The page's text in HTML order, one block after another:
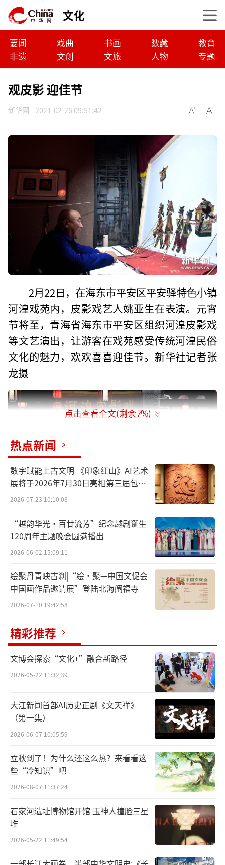
文化
要闻 戏曲 书画 数藏
教育
非遗
文创 文旅 人物 专题
观皮影 迎佳节
新华网 2021-02-26 09:51:42
2月22日，在海东市平安区平安驿特色小镇
河湟戏苑内，皮影戏艺人姚亚生在表演。元宵
节将至，青海省海东市平安区组织河湟皮影戏
等文艺演出，让游客在戏苑感受传统河湟民俗
文化的魅力，欢欢喜喜迎佳节。新华社记者张
龙摄
河湟戏苑内，游客在观看皮影戏演出。新华社
记者张龙摄
2月22日，在海东市平安区平安驿特色小镇
河湟戏苑内，皮影戏艺人姚亚生在表演。新华
点击查看全文(剩余7%)
热点新闻
数字赋能上古文明 《印象红山》AI艺术
展将于2026年7月30日亮相第三届包头
艺博会
2026-07-23 10:10:08
“越韵华光·百廿流芳”纪念越剧诞生
120周年主题晚会圆满播出
2026-06-02 15:09:11
绘聚丹青映古刹|“绘·聚—中国文促会
中国画作品邀请展”登陆北海阐福寺
2026-07-10 19:42:58
精彩推荐
文博会探索“文化+”融合新路径
2026-05-22 11:32:39
大江新闻首部AI历史正剧《文天祥》
（第一集）
2026-06-07 10:05:59
立秋到了！为什么还这么热？来看看这
些“冷知识”吧
2026-08-07 11:37:24
石家河遗址博物馆开馆 玉神人撞脸三星
堆
2026-05-22 11:49:54